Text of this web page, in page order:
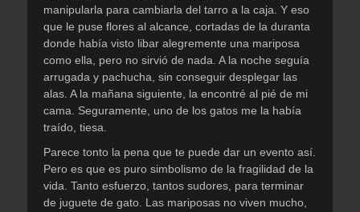
manipularla para cambiarla del tarro a la caja. Y eso
que le puse flores al alcance, cortadas de la duranta
donde había visto libar alegremente una mariposa
como ella, pero no sirvió de nada. A la noche seguía
arrugada y pachucha, sin conseguir desplegar las
alas. A la mañana siguiente, la encontré al pié de mi
cama. Seguramente, uno de los gatos me la había
traído, tiesa.
Parece tonto la pena que te puede dar un evento así.
Pero es que es puro simbolismo de la fragilidad de la
vida. Tanto esfuerzo, tantos sudores, para terminar
de juguete de gato. Las mariposas no viven mucho,